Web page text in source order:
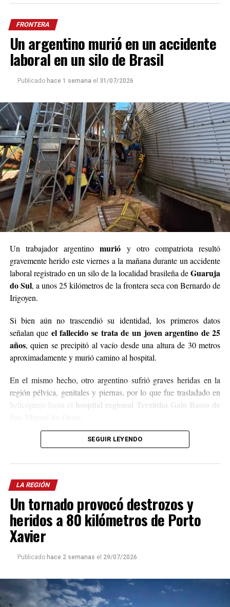
FRONTERA
Un argentino murió en un accidente
laboral en un silo de Brasil
Publicado hace 1 semana el 31/07/2026
Un trabajador argentinomurió y otro compatriota resultó
gravemente herido este viernes a la mañana durante un accidente
laboral registrado en un silo de la localidad brasileña deGuaruja
do Sul, a unos 25 kilómetros de la frontera seca con Bernardo de
Irigoyen.
Si bien aún no trascendió su identidad, los primeros datos
señalan que el fallecido se trata de un joven argentino de 25
años, quien se precipitó al vacío desde una altura de 30 metros
aproximadamente y murió camino al hospital.
En el mismo hecho, otro argentino sufrió graves heridas en la
región pélvica, genitales y piernas, por lo que fue trasladado en
helicóptero hasta el hospital regional Terzinha Gaio Basso de
En el lugar trabajaron efectivos de Bomberos y de la Policía
local, quienes iniciaron las correspondientes averiguaciones para
determinar en qué circunstancias se produjo el trágico accidente.
SEGUIR LEYENDO
LA REGIÓN
Un tornado provocó destrozos y
heridos a 80 kilómetros de Porto
Xavier
Publicado hace 2 semanas el 29/07/2026